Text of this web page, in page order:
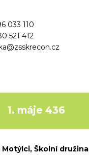
033 110
521 412
1. máje 436
Motýlci, Školní družina